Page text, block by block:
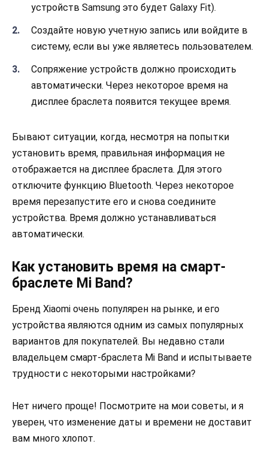
устройств Samsung это будет Galaxy Fit).
Создайте новую учетную запись или войдите в
систему, если вы уже являетесь пользователем.
Сопряжение устройств должно происходить
автоматически. Через некоторое время на
дисплее браслета появится текущее время.
Бывают ситуации, когда, несмотря на попытки
установить время, правильная информация не
отображается на дисплее браслета. Для этого
отключите функцию Bluetooth. Через некоторое
время перезапустите его и снова соедините
устройства. Время должно устанавливаться
автоматически.
Как установить время на смарт-
браслете Mi Band?
Бренд Xiaomi очень популярен на рынке, и его
устройства являются одним из самых популярных
вариантов для покупателей. Вы недавно стали
владельцем смарт-браслета Mi Band и испытываете
трудности с некоторыми настройками?
Нет ничего проще! Посмотрите на мои советы, и я
уверен, что изменение даты и времени не доставит
вам много хлопот.